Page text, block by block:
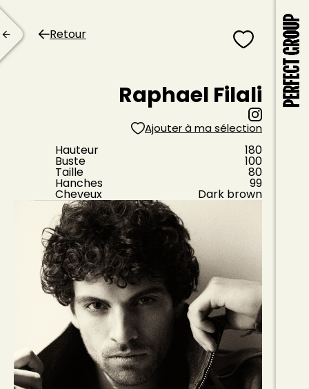
Retour
Raphael Filali
Ajouter à ma sélection
Hauteur 180
Buste 100
Taille 80
Hanches 99
Cheveux Dark brown